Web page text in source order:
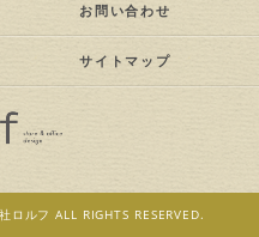
お問い合わせ
サイトマップ
ルフ ALL RIGHTS RESERVED.